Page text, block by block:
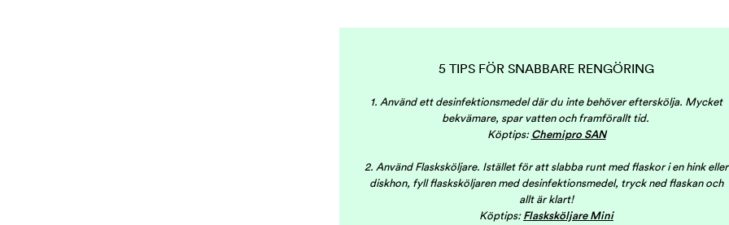
5 TIPS FÖR SNABBARE RENGÖRING
1. Använd ett desinfektionsmedel där du inte behöver efterskölja. Mycket
bekvämare, spar vatten och framförallt tid.
Köptips:Chemipro SAN
2. Använd Flasksköljare. Istället för att slabba runt med flaskor i en hink eller
diskhon, fyll flasksköljaren med desinfektionsmedel, tryck ned flaskan och
allt är klart!
Köptips:Flasksköljare Mini